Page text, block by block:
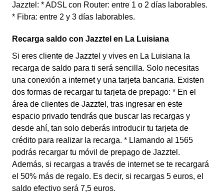
Jazztel: * ADSL con Router: entre 1 o 2 días laborables.
* Fibra: entre 2 y 3 días laborables.
Recarga saldo con Jazztel en La Luisiana
Si eres cliente de Jazztel y vives en La Luisiana la
recarga de saldo para ti será sencilla. Solo necesitas
una conexión a internet y una tarjeta bancaria. Existen
dos formas de recargar tu tarjeta de prepago: * En el
área de clientes de Jazztel, tras ingresar en este
espacio privado tendrás que buscar las recargas y
desde ahí, tan solo deberás introducir tu tarjeta de
crédito para realizar la recarga. * Llamando al 1565
podrás recargar tu móvil de prepago de Jazztel.
Además, si recargas a través de internet se te recargará
el 50% más de regalo. Es decir, si recargas 5 euros, el
saldo efectivo será 7,5 euros.